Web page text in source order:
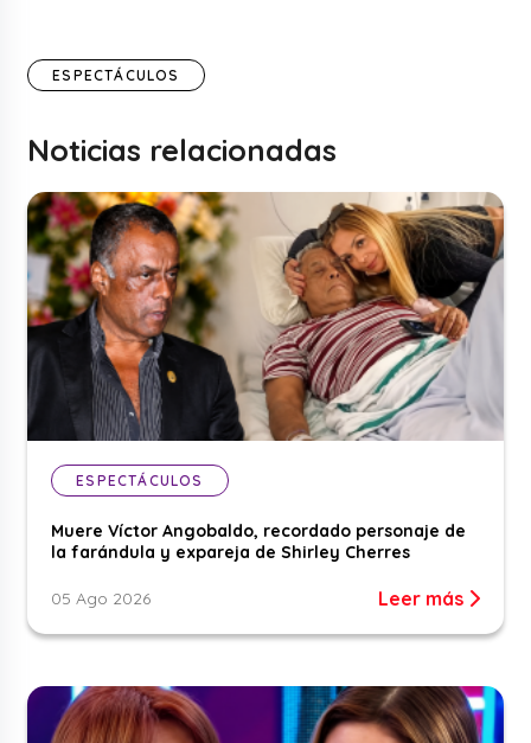
ESPECTÁCULOS
Noticias relacionadas
ESPECTÁCULOS
Muere Víctor Angobaldo, recordado personaje de
la farándula y expareja de Shirley Cherres
05 Ago 2026 Leer más